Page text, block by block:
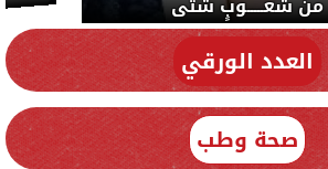
العدد الورقي
صحة وطب